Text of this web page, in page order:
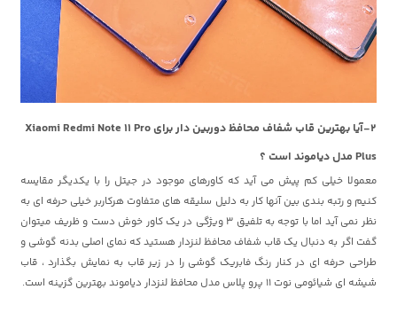
2-آیا بهترین قاب شفاف محافظ دوربین دار برای Xiaomi Redmi Note 11 Pro
Plus مدل دیاموند است ؟
معمولا خیلی کم پیش می آید که کاورهای موجود در جیتل را با یکدیگر مقایسه
کنیم و رتبه بندی بین آنها کار به دلیل سلیقه های متفاوت هرکاربر خیلی حرفه ای به
نظر نمی آید اما با توجه به تلفیق 3 ویژگی در یک کاور خوش دست و ظریف میتوان
گفت اگر به دنبال یک قاب شفاف محافظ لنزدار هستید که نمای اصلی بدنه گوشی و
طراحی حرفه ای در کنار رنگ فابریک گوشی را در زیر قاب به نمایش بگذارد ، قاب
شیشه ای شیائومی نوت 11 پرو پلاس مدل محافظ لنزدار دیاموند بهترین گزینه است.